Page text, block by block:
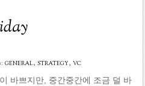
general, strategy, vc
바쁘지만, 중간중간에 조금 덜 바